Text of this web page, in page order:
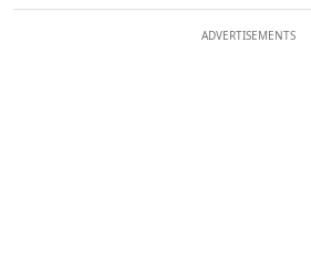
ADVERTISEMENTS